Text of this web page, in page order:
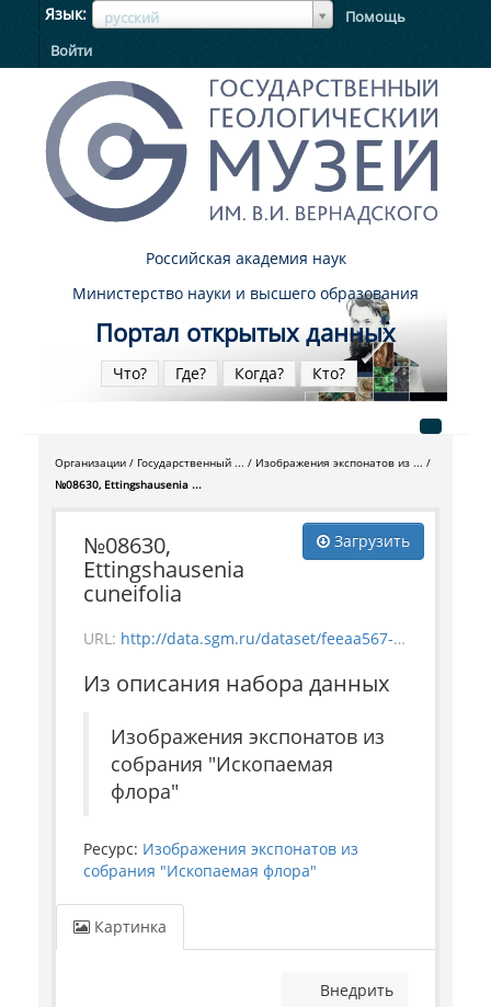
Язык русский
ЯзыкЯзык
Помощь
Войти
Российская академия наук
Министерство науки и высшего образования
Портал открытых данных
Что? Где? Когда? Кто?
Организации Государственный ...
Изображения экспонатов из ...
№08630, Ettingshausenia ...
Загрузить
№08630,
Ettingshausenia
cuneifolia
URL: http://data.sgm.ru/dataset/feeaa567-e841-4fc6-ab56-73987ea6492e/resource/59f1bb30-20fe-4823-b48a-d0ecc9f1fbfe/download/-1835-37_-08630_ettingshausenia-cuneifolia.jpg
Из описания набора данных
Изображения экспонатов из
собрания "Ископаемая
флора"
Ресурс: Изображения экспонатов из
собрания "Ископаемая флора"
Картинка
Внедрить